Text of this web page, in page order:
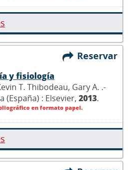
Reservar
y fisiología
T. Thibodeau, Gary A. .-
(España) : Elsevier, 2013.
en formato papel.